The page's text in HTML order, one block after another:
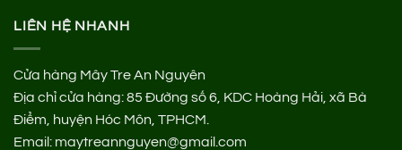
LIÊN HỆ NHANH
Cửa hàng Mây Tre An Nguyên
Địa chỉ cửa hàng:85 Đường số 6, KDC Hoàng Hải, xã Bà
Điểm, huyện Hóc Môn, TPHCM.
Email: maytreannguyen@gmail.com